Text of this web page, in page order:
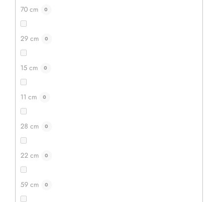
70 cm 0
29 cm 0
15 cm 0
11 cm 0
28 cm 0
22 cm 0
59 cm 0